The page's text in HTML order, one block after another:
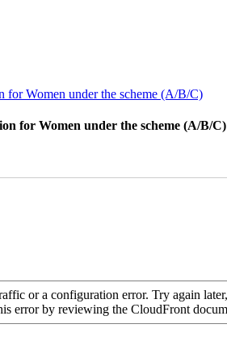
for Women under the scheme (A/B/C)
for Women under the scheme (A/B/C)